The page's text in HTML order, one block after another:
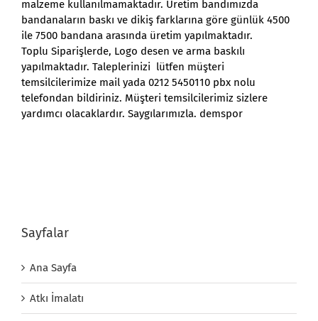
malzeme kullanılmamaktadır. Üretim bandımızda
bandanaların baskı ve dikiş farklarına göre günlük 4500
ile 7500 bandana arasında üretim yapılmaktadır.
Toplu Siparişlerde, Logo desen ve arma baskılı
yapılmaktadır. Taleplerinizi lütfen müşteri
temsilcilerimize mail yada 0212 5450110 pbx nolu
telefondan bildiriniz. Müşteri temsilcilerimiz sizlere
yardımcı olacaklardır. Saygılarımızla. demspor
Sayfalar
Ana Sayfa
Atkı İmalatı